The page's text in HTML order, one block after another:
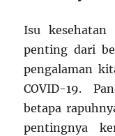
Isu kesehatan
penting dari
pengalaman
COVID-19.
betapa
pentingnya